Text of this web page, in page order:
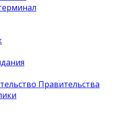
Правительства